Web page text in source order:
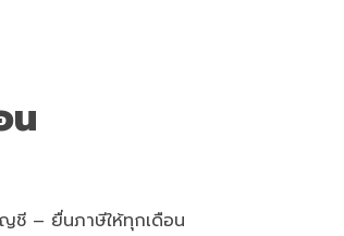
น
ชี – ยื่นภาษีให้ทุกเดือน